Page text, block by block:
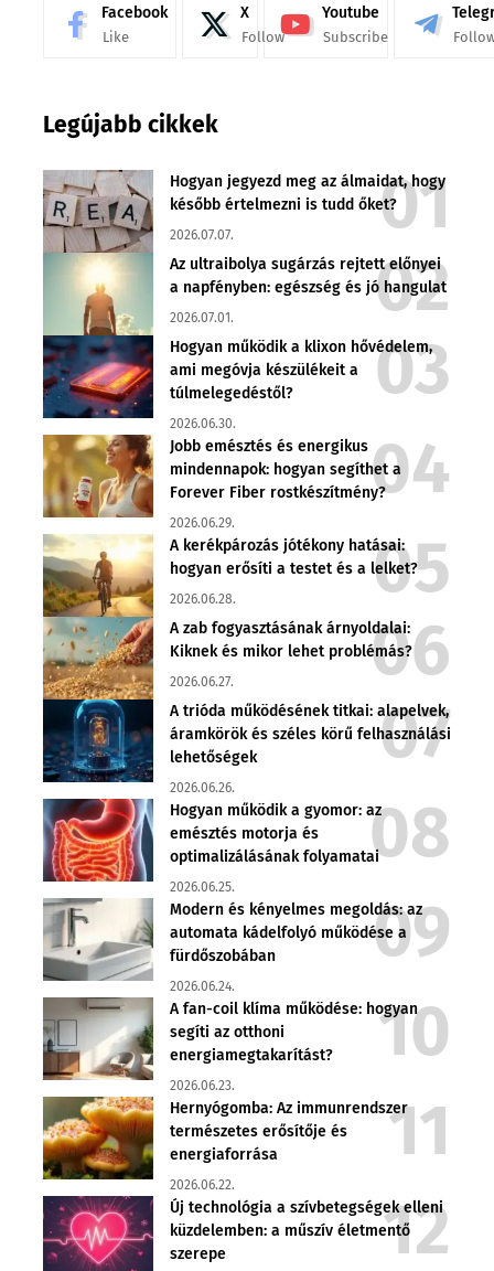
Facebook
Like
X
Follow
Youtube
Subscribe
Legújabb cikkek
Hogyan jegyezd meg az álmaidat, hogy
később értelmezni is tudd őket?
2026.07.07.
Az ultraibolya sugárzás rejtett előnyei
a napfényben: egészség és jó hangulat
2026.07.01.
Hogyan működik a klixon hővédelem,
ami megóvja készülékeit a
túlmelegedéstől?
2026.06.30.
Jobb emésztés és energikus
mindennapok: hogyan segíthet a
Forever Fiber rostkészítmény?
2026.06.29.
A kerékpározás jótékony hatásai:
hogyan erősíti a testet és a lelket?
2026.06.28.
A zab fogyasztásának árnyoldalai:
Kiknek és mikor lehet problémás?
2026.06.27.
A trióda működésének titkai: alapelvek,
áramkörök és széles körű felhasználási
lehetőségek
2026.06.26.
Hogyan működik a gyomor: az
emésztés motorja és
optimalizálásának folyamatai
2026.06.25.
Modern és kényelmes megoldás: az
automata kádelfolyó működése a
fürdőszobában
2026.06.24.
A fan-coil klíma működése: hogyan
segíti az otthoni
energiamegtakarítást?
2026.06.23.
Hernyógomba: Az immunrendszer
természetes erősítője és
energiaforrása
2026.06.22.
Új technológia a szívbetegségek elleni
küzdelemben: a műszív életmentő
szerepe